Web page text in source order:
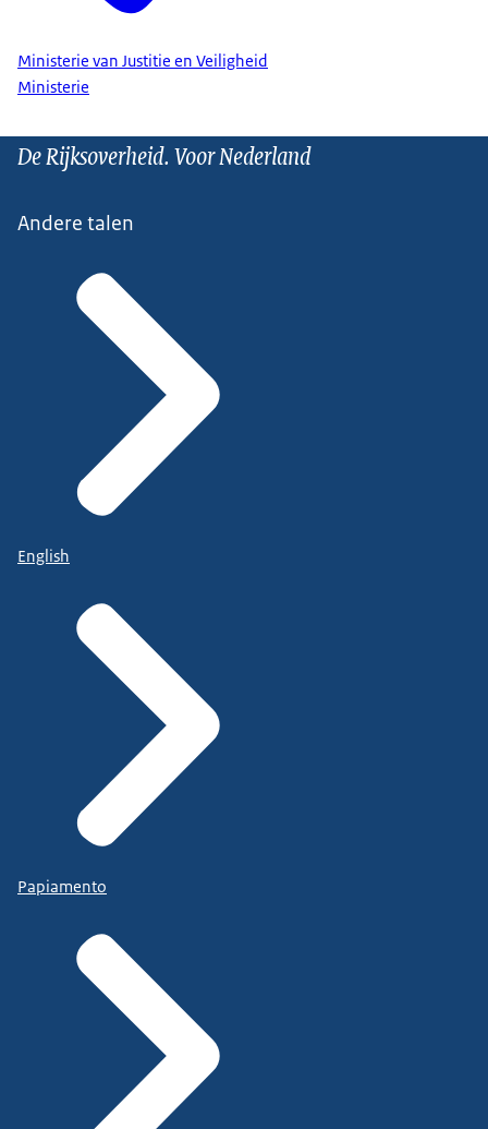
Ministerie van Justitie en Veiligheid
Ministerie
De Rijksoverheid. Voor Nederland
Andere talen
English
Papiamento